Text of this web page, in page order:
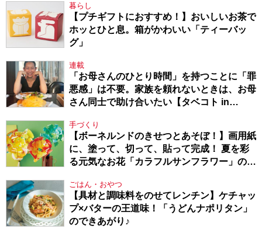
暮らし
【プチギフトにおすすめ！】おいしいお茶で
ホッとひと息。箱がかわいい「ティーバッ
グ」
連載
「お母さんのひとり時間」を持つことに「罪
悪感」は不要。家族を頼れないときは、お母
さん同士で助け合いたい【タベコト in
手づくり
【ボーネルンドのきせつとあそぼ！】画用紙
に、塗って、切って、貼って完成！ 夏を彩
る元気なお花「カラフルサンフラワー」の作
ごはん・おやつ
【具材と調味料をのせてレンチン】ケチャッ
プ×バターの王道味！「うどんナポリタン」
のできあがり♪